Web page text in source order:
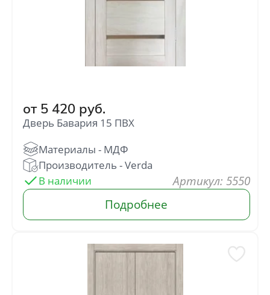
от 5 420 руб.
Дверь Бавария 15 ПВХ
: 5550